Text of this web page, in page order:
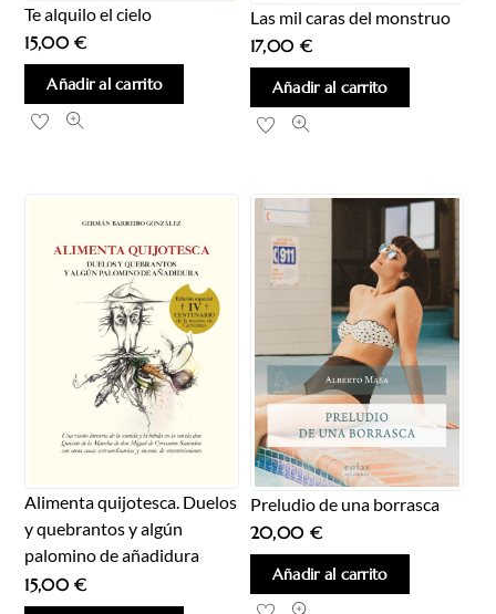
Te alquilo el cielo
15,00€
Añadir al carrito
Las mil caras del monstruo
17,00 €
Añadir al carrito
Alimenta quijotesca. Duelos
y quebrantos y algún
palomino de añadidura
15,00€
Preludio de una borrasca
20,00 €
Añadir al carrito